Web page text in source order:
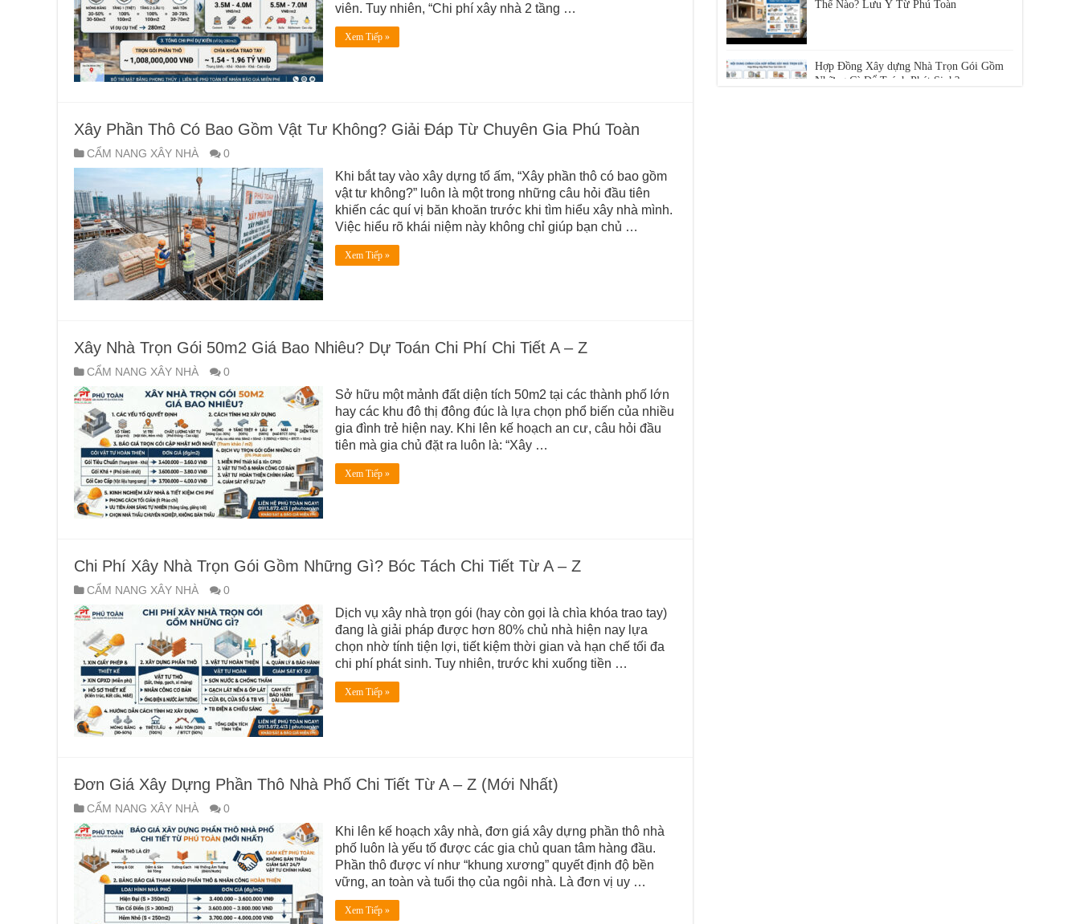
viên. Tuy nhiên, “Chi phí xây nhà 2 tầng …
Xem Tiếp »
Xây Phần Thô Có Bao Gồm Vật Tư Không? Giải Đáp Từ Chuyên Gia Phú Toàn
CẨM NANG XÂY NHÀ 0
Khi bắt tay vào xây dựng tổ ấm, “Xây phần thô có bao gồm
vật tư không?” luôn là một trong những câu hỏi đầu tiên
khiến các quí vị băn khoăn trước khi tìm hiểu xây nhà mình.
Việc hiểu rõ khái niệm này không chỉ giúp bạn chủ …
Xem Tiếp »
Xây Nhà Trọn Gói 50m2 Giá Bao Nhiêu? Dự Toán Chi Phí Chi Tiết A – Z
CẨM NANG XÂY NHÀ 0
Sở hữu một mảnh đất diện tích 50m2 tại các thành phố lớn
hay các khu đô thị đông đúc là lựa chọn phổ biến của nhiều
gia đình trẻ hiện nay. Khi lên kế hoạch an cư, câu hỏi đầu
tiên mà gia chủ đặt ra luôn là: “Xây …
Xem Tiếp »
Chi Phí Xây Nhà Trọn Gói Gồm Những Gì? Bóc Tách Chi Tiết Từ A – Z
CẨM NANG XÂY NHÀ 0
Dịch vụ xây nhà trọn gói (hay còn gọi là chìa khóa trao tay)
đang là giải pháp được hơn 80% chủ nhà hiện nay lựa
chọn nhờ tính tiện lợi, tiết kiệm thời gian và hạn chế tối đa
chi phí phát sinh. Tuy nhiên, trước khi xuống tiền …
Xem Tiếp »
Đơn Giá Xây Dựng Phần Thô Nhà Phố Chi Tiết Từ A – Z (Mới Nhất)
CẨM NANG XÂY NHÀ 0
Khi lên kế hoạch xây nhà, đơn giá xây dựng phần thô nhà
phố luôn là yếu tố được các gia chủ quan tâm hàng đầu.
Phần thô được ví như “khung xương” quyết định độ bền
vững, an toàn và tuổi thọ của ngôi nhà. Là đơn vị uy …
Xem Tiếp »